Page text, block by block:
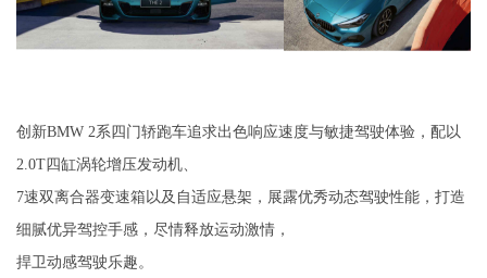
创新BMW 2系四门轿跑车追求出色响应速度与敏捷驾驶体验，配以
2.0T四缸涡轮增压发动机、
7速双离合器变速箱以及自适应悬架，展露优秀动态驾驶性能，打造
细腻优异驾控手感，尽情释放运动激情，
捍卫动感驾驶乐趣。